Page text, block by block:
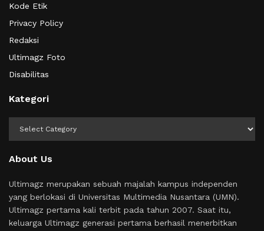
Kode Etik
Privacy Policy
Redaksi
Ultimagz Foto
Disabilitas
Kategori
About Us
Ultimagz merupakan sebuah majalah kampus independen
yang berlokasi di Universitas Multimedia Nusantara (UMN).
Ultimagz pertama kali terbit pada tahun 2007. Saat itu,
keluarga Ultimagz generasi pertama berhasil menerbitkan